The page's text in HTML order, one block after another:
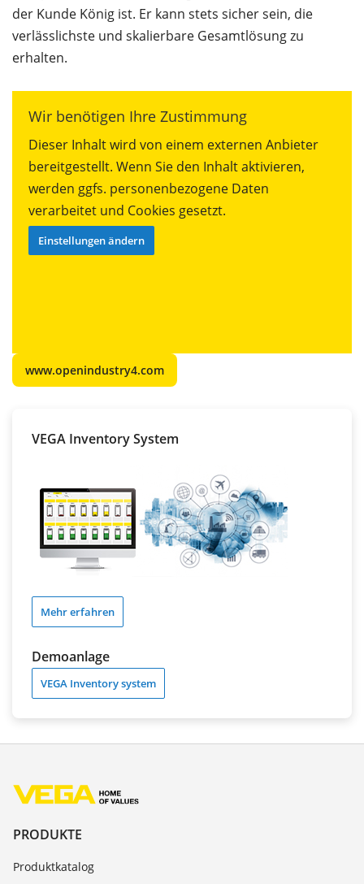
der Kunde König ist. Er kann stets sicher sein, die
verlässlichste und skalierbare Gesamtlösung zu
erhalten.
Wir benötigen Ihre Zustimmung
Dieser Inhalt wird von einem externen Anbieter
bereitgestellt. Wenn Sie den Inhalt aktivieren,
werden ggfs. personenbezogene Daten
verarbeitet und Cookies gesetzt.
Einstellungen ändern
www.openindustry4.com
VEGA Inventory System
Mehr erfahren
Demoanlage
VEGA Inventory system
PRODUKTE
Produktkatalog